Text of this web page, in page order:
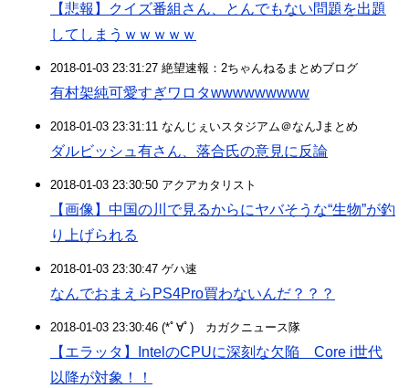
【悲報】クイズ番組さん、とんでもない問題を出題
してしまうｗｗｗｗｗ
2018-01-03 23:31:27 絶望速報：2ちゃんねるまとめブログ
有村架純可愛すぎワロタwwwwwwwww
2018-01-03 23:31:11 なんじぇいスタジアム＠なんJまとめ
ダルビッシュ有さん、落合氏の意見に反論
2018-01-03 23:30:50 アクアカタリスト
【画像】中国の川で見るからにヤバそうな“生物”が釣
り上げられる
2018-01-03 23:30:47 ゲハ速
なんでおまえらPS4Pro買わないんだ？？？
2018-01-03 23:30:46 (*ﾟ∀ﾟ)ゞカガクニュース隊
【エラッタ】IntelのCPUに深刻な欠陥 Core i世代
以降が対象！！